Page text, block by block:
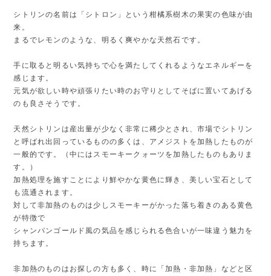
シトリンの名前は「シトロン」という柑橘系樹木の果実の色味が由
来。
まるでレモンのような、明るく爽やかな天然石です。
手に取ると明るい気持ちで心を満たしてくれるようなエネルギーを
感じます。
元気が欲しい時や頑張りたい時のお守りとしてそばに置いてあげる
のも良さそうです。
天然シトリンは産出量が少なく非常に稀少とされ、市場でシトリン
と呼ばれ出回っているものの多くは、アメジストを加熱したものが
一般的です。（中にはスモーキークォーツを加熱したものもありま
す。）
加熱処理を施すことにより鮮やかな黄色に輝き、美しい宝石として
も流通されます。
対して非加熱のものは少しスモーキーがかった落ち着きのある黄色
が特徴で
シャンパンゴールド風の気品を感じられる色合いが一味違う魅力を
持ちます。
非加熱のものはお探しの方も多く、時に「加熱・非加熱」などと区